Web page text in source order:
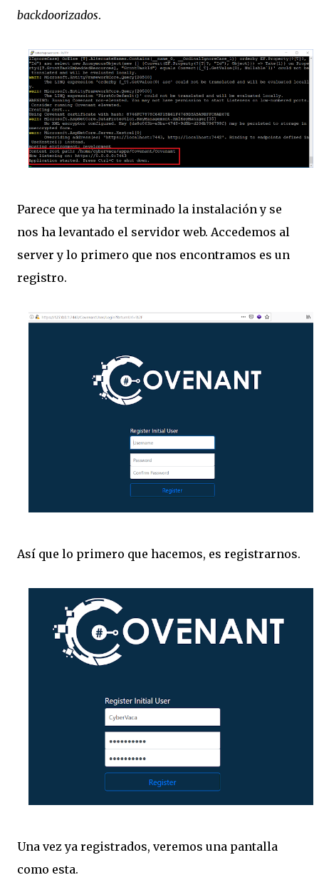
backdoorizados.
Parece que ya ha terminado la instalación y se
nos ha levantado el servidor web. Accedemos al
server y lo primero que nos encontramos es un
registro.
Así que lo primero que hacemos, es registrarnos.
Una vez ya registrados, veremos una pantalla
como esta.